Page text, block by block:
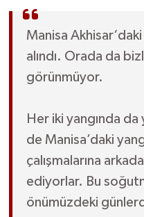
Manisa
alındı. Orada da
görünmüyor.
Her iki yangında
de Manisa’daki
çalışmalarına
ediyorlar. Bu
önümüzdeki